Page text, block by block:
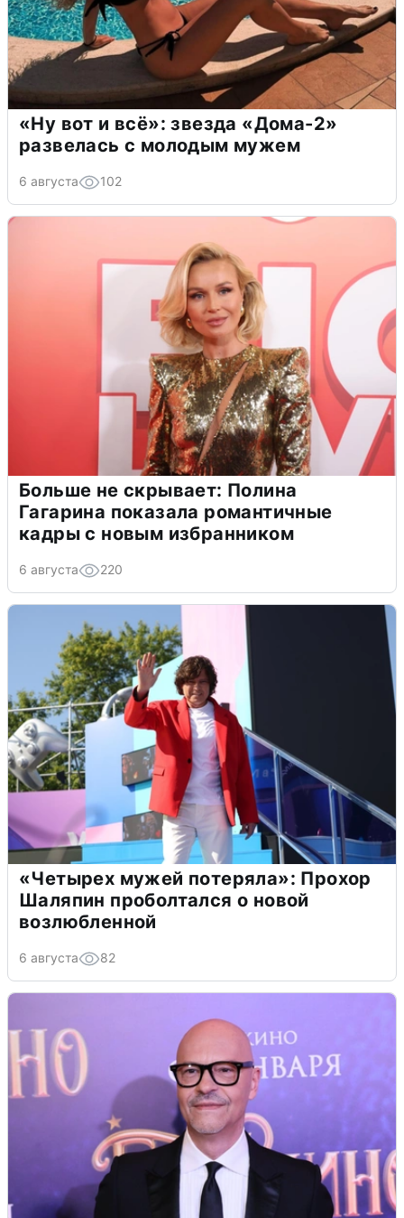
«Ну вот и всё»: звезда «Дома-2»
развелась с молодым мужем
6 августа 102
Больше не скрывает: Полина
Гагарина показала романтичные
кадры с новым избранником
6 августа 220
«Четырех мужей потеряла»: Прохор
Шаляпин проболтался о новой
возлюбленной
6 августа 82